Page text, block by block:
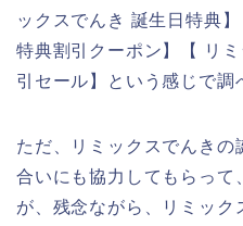
ックスでんき 誕生日特典
特典割引クーポン】【 リ
引セール】という感じで調
ただ、リミックスでんきの
合いにも協力してもらって
が、残念ながら、リミック